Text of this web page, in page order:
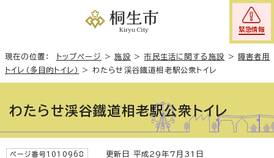
緊急情報
現在の位置： トップページ >施設 >市民生活に関する施設 >
障害者用
トイレ（多目的トイレ）
> わたらせ渓谷鐡道相老駅公衆トイレ
わたらせ渓谷鐡道相老駅公衆トイレ
ページ番号1010968 更新日 平成29年7月31日